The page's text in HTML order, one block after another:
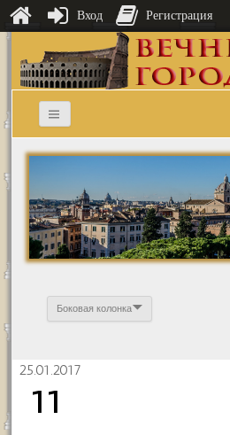
Боковая колонка
25.01.2017
11
Вход Регистрация